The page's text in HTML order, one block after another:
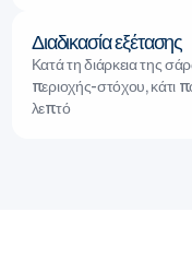
Διαδικασία εξέτασης
Κατά τη διάρκεια της
περιοχής-στόχου, κάτι
λεπτό